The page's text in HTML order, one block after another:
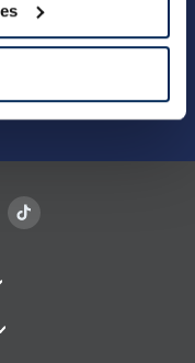
sobre
de acuerdo con su